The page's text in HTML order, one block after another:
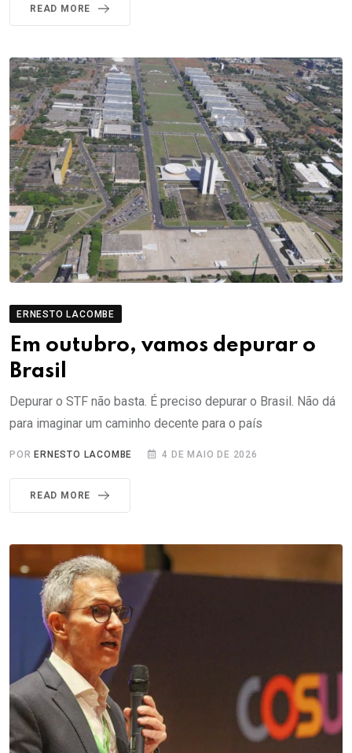
READ MORE
ERNESTO LACOMBE
Em outubro, vamos depurar o
Brasil
Depurar o STF não basta. É preciso depurar o Brasil. Não dá
para imaginar um caminho decente para o país
POR ERNESTO LACOMBE 4 DE MAIO DE 2026
READ MORE